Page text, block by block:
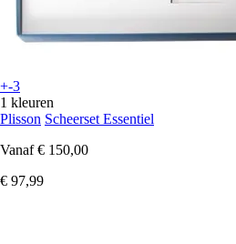
+-3
1 kleuren
Plisson Scheerset Essentiel
Vanaf € 150,00
€ 97,99